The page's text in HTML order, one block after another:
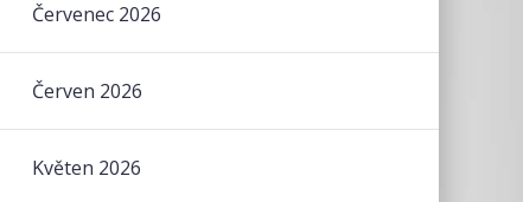
Červenec 2026
Červen 2026
Květen 2026